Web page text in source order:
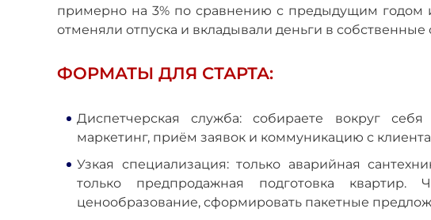
примерно на 3% по сравнению с предыдущим годом
отменяли отпуска и вкладывали деньги в собственные
ФОРМАТЫ ДЛЯ СТАРТА:
Диспетчерская служба: собираете вокруг
маркетинг, приём заявок и коммуникацию с
Узкая специализация: только аварийная
только предпродажная подготовка
ценообразование, сформировать пакетные